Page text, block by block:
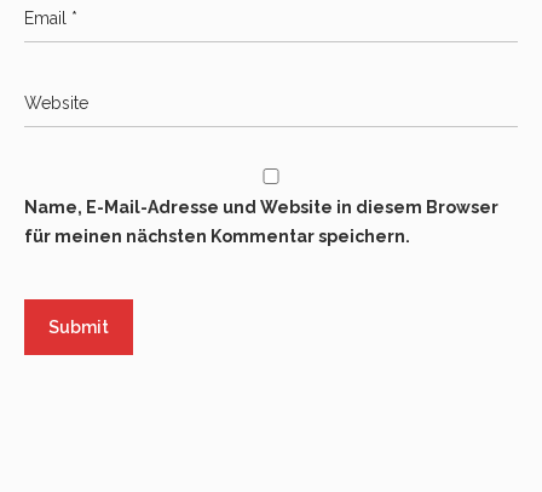
Name, E-Mail-Adresse und Website in diesem Browser
für meinen nächsten Kommentar speichern.